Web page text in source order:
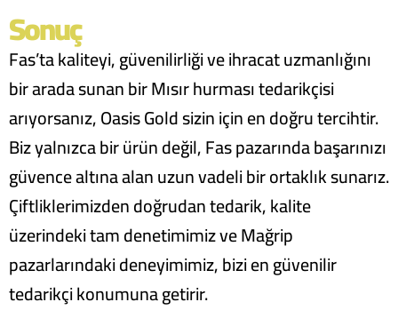
Sonuç
Fas’ta kaliteyi, güvenilirliği ve ihracat uzmanlığını
bir arada sunan bir Mısır hurması tedarikçisi
arıyorsanız,Oasis Gold sizin için en doğru tercihtir.
Biz yalnızca bir ürün değil, Fas pazarında başarınızı
güvence altına alan uzun vadeli bir ortaklık sunarız.
Çiftliklerimizden doğrudan tedarik, kalite
üzerindeki tam denetimimiz ve Mağrip
pazarlarındaki deneyimimiz, bizi en güvenilir
tedarikçi konumuna getirir.